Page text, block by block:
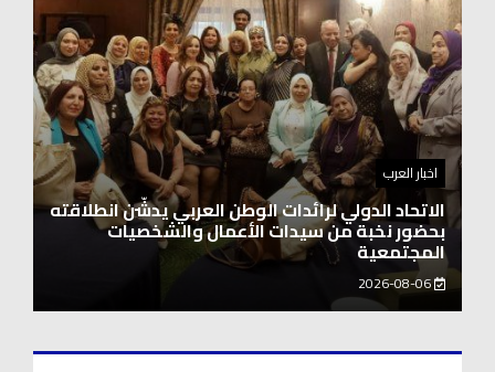
اخبار العرب
الاتحاد الدولي لرائدات الوطن العربي يدشّن انطلاقته
بحضور نخبة من سيدات الأعمال والشخصيات
المجتمعية
2026-08-06